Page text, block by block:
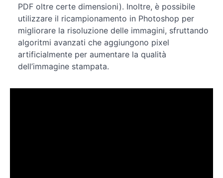
PDF oltre certe dimensioni). Inoltre, è possibile
utilizzare il ricampionamento in Photoshop per
migliorare la risoluzione delle immagini, sfruttando
algoritmi avanzati che aggiungono pixel
artificialmente per aumentare la qualità
dell’immagine stampata.